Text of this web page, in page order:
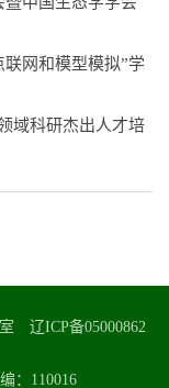
网和模型模拟”学
域科研杰出人才培
辽ICP备05000862
：110016